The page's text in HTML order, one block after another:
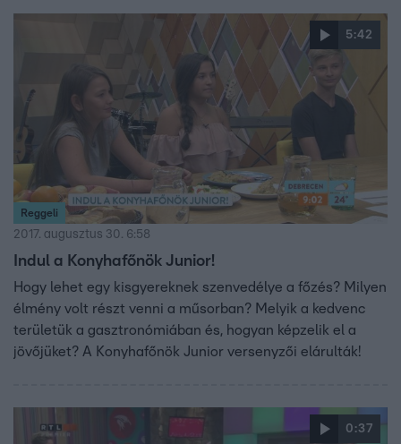
5:42
Reggeli
2017. augusztus 30. 6:58
Indul a Konyhafőnök Junior!
Hogy lehet egy kisgyereknek szenvedélye a főzés? Milyen
élmény volt részt venni a műsorban? Melyik a kedvenc
területük a gasztronómiában és, hogyan képzelik el a
jövőjüket? A Konyhafőnök Junior versenyzői elárulták!
0:37